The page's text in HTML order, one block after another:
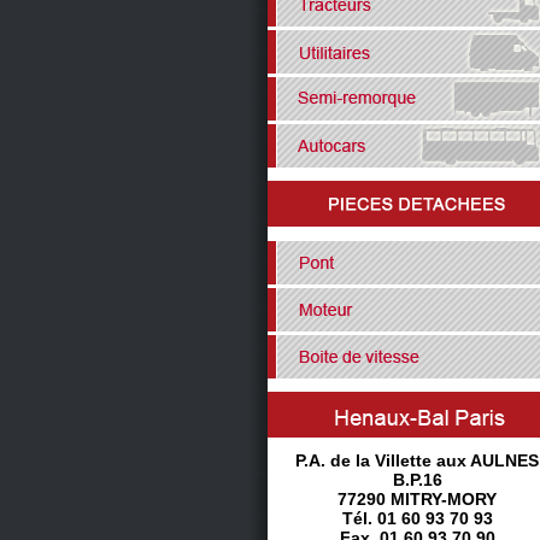
P.A. de la Villette aux AULNES
B.P.16
77290 MITRY-MORY
Tél. 01 60 93 70 93